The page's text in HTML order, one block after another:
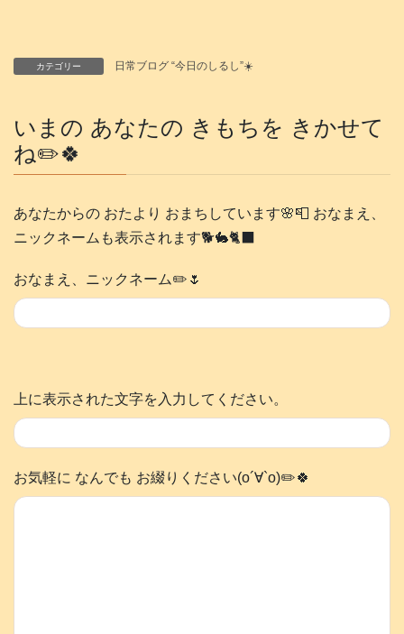
カテゴリー 日常ブログ “今日のしるし”☀️
いまの あなたの きもちを きかせて
ね✏️🍀
あなたからの おたより おまちしています🌸📮 おなまえ、
ニックネームも表示されます🐕️🐇🐈‍⬛
おなまえ、ニックネーム✏️🌷
上に表示された文字を入力してください。
お気軽に なんでも お綴りください(о´∀`о)✏️🍀